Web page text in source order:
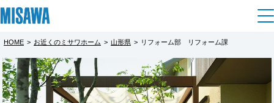
住まい
建てる [注文住宅]
土地活用
HOME > お近くのミサワホーム > 山形県 > リフォーム部 リフォーム課
都道府県を選択